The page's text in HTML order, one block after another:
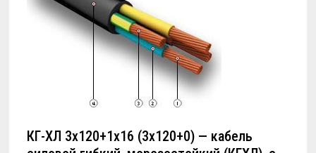
КГ-ХЛ 3х120+1х16 (3х120+0) — кабель